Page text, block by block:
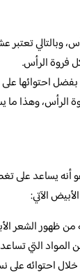
تعتبر
فروة الرأس.
احتوائها على
الرأس، وهذا
أنه يساعد على
الآتي:
ظهور الشعر
المواد التي
احتوائه على